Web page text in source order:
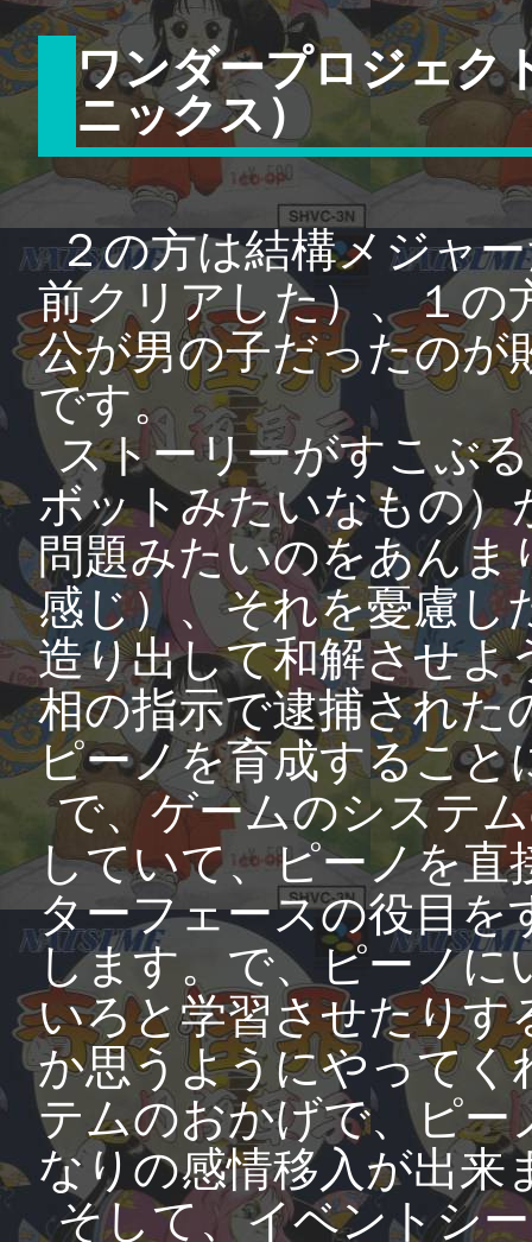
ワンダープロジェ
ニックス）
２の方は結構メジャ
前クリアした）、１の
公が男の子だったのが
です。
ストーリーがすこぶ
ボットみたいなもの）
問題みたいのをあんま
感じ）、それを憂慮し
造り出して和解させよ
相の指示で逮捕された
ピーノを育成すること
で、ゲームのシステ
していて、ピーノを直
ターフェースの役目を
します。で、ピーノに
いろと学習させたり
か思うようにやって
テムのおかげで、ピー
なりの感情移入が出来
そして、イベントシ